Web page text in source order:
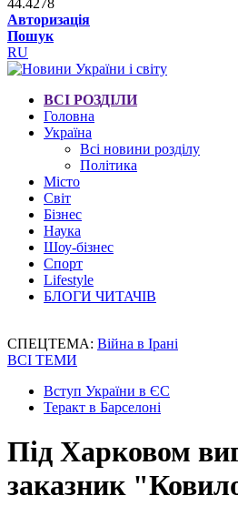
44.4278
Авторизація
Пошук
RU
ВСІ РОЗДІЛИ
Головна
Україна
Всі новини розділу
Політика
Місто
Світ
Бізнес
Наука
Шоу-бізнес
Спорт
Lifestyle
БЛОГИ ЧИТАЧІВ
СПЕЦТЕМА: Війна в Ірані
ВСІ ТЕМИ
Вступ України в ЄС
Теракт в Барселоні
Під Харковом
заказник